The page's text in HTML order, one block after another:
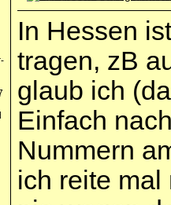
In Hessen
tragen, zB
glaub ich
Einfach
Nummern
ich reite mal